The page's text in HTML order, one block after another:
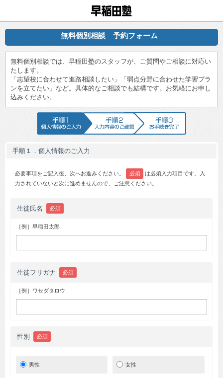
無料個別相談 予約フォーム
無料個別相談では、早稲田塾のスタッフが、ご質問やご相談に対応い
たします。
「志望校に合わせて進路相談したい」「弱点分野に合わせた学習プラ
ンを立てたい」など。具体的なご相談でも結構です。お気軽にお申し
込みください。
手順1 個人情報のご入力手順2 入力内容のご確認
手順１．個人情報のご入力
必要事項をご記入後、次へお進みください。 必須
は必須入力項目です。入
力されていないと次に進めませんので、ご注意ください。
生徒氏名 必須
［例］早稲田太郎
生徒フリガナ 必須
［例］ワセダタロウ
性別 必須
男性 女性